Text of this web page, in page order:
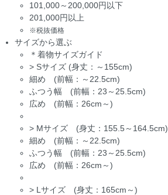
101,000～200,000円以下
201,000円以上
※税抜価格
サイズから選ぶ
＊着物サイズガイド
> Sサイズ (身丈：～155cm)
細め (前幅：～22.5cm)
ふつう幅 (前幅：23～25.5cm)
広め (前幅：26cm～)
> Mサイズ (身丈：155.5～164.5cm)
細め (前幅：～22.5cm)
ふつう幅 (前幅：23～25.5cm)
広め (前幅：26cm～)
> Lサイズ (身丈：165cm～)